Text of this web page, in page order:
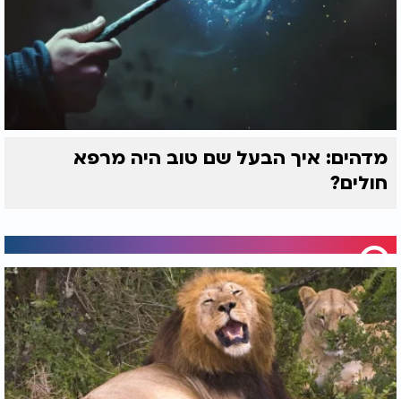
מדהים: איך הבעל שם טוב היה מרפא
חולים?